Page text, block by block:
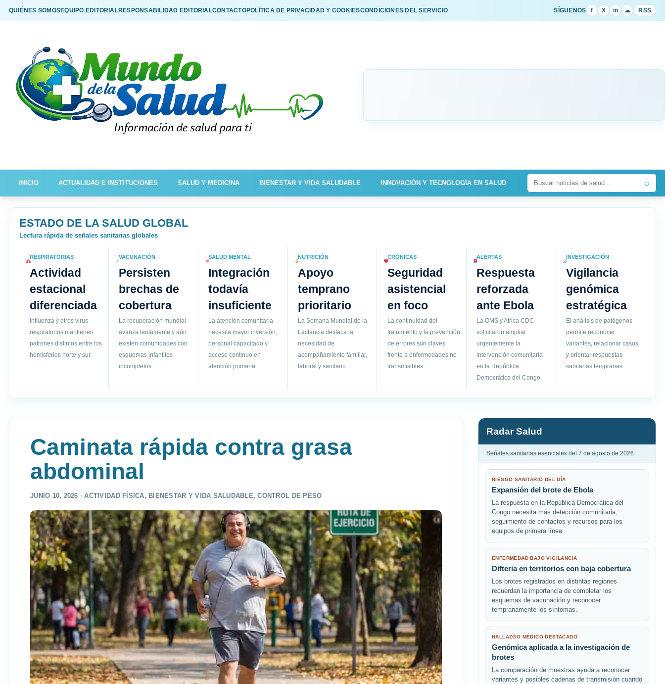
QUIÉNES SOMOSEQUIPO EDITORIALRESPONSABILIDAD EDITORIALCONTACTOPOLÍTICA DE PRIVACIDAD Y COOKIESCONDICIONES DEL SERVICIO SÍGUENOS f X in ☁ RSS
INICIO ACTUALIDAD E INSTITUCIONES SALUD Y MEDICINA BIENESTAR Y VIDA SALUDABLE INNOVACIÓN Y TECNOLOGÍA EN SALUD ⌕
ESTADO DE LA SALUD GLOBAL
Lectura rápida de señales sanitarias globales
RESPIRATORIAS
Actividad
estacional
diferenciada
Influenza y otros virus
respiratorios mantienen
patrones distintos entre los
hemisferios norte y sur.
VACUNACIÓN
Persisten
brechas de
cobertura
La recuperación mundial
avanza lentamente y aún
existen comunidades con
esquemas infantiles
incompletos.
SALUD MENTAL
Integración
todavía
insuficiente
La atención comunitaria
necesita mayor inversión,
personal capacitado y
acceso continuo en
atención primaria.
NUTRICIÓN
Apoyo
temprano
prioritario
La Semana Mundial de la
Lactancia destaca la
necesidad de
acompañamiento familiar,
laboral y sanitario.
CRÓNICAS
Seguridad
asistencial
en foco
La continuidad del
tratamiento y la prevención
de errores son claves
frente a enfermedades no
transmisibles.
ALERTAS
Respuesta
reforzada
ante Ebola
La OMS y Africa CDC
solicitaron ampliar
urgentemente la
intervención comunitaria
en la República
Democrática del Congo.
INVESTIGACIÓN
Vigilancia
genómica
estratégica
El análisis de patógenos
permite reconocer
variantes, relacionar casos
y orientar respuestas
sanitarias tempranas.
Caminata rápida contra grasa
abdominal
JUNIO 10, 2026 ·ACTIVIDAD FÍSICA, BIENESTAR Y VIDA SALUDABLE,CONTROL DE PESO
Radar Salud
Señales sanitarias esenciales del 7 de agosto de 2026
RIESGO SANITARIO DEL DÍA
Expansión del brote de Ebola
La respuesta en la República Democrática del
Congo necesita más detección comunitaria,
seguimiento de contactos y recursos para los
equipos de primera línea.
ENFERMEDAD BAJO VIGILANCIA
Difteria en territorios con baja cobertura
Los brotes registrados en distintas regiones
recuerdan la importancia de completar los
esquemas de vacunación y reconocer
tempranamente los síntomas.
HALLAZGO MÉDICO DESTACADO
Genómica aplicada a la investigación de
brotes
La comparación de muestras ayuda a reconocer
variantes y posibles cadenas de transmisión cuando